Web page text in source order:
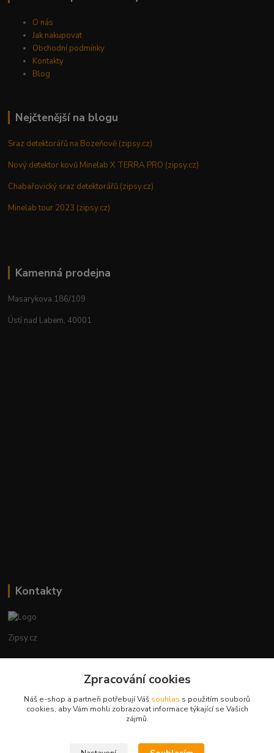
O nás
Jak nakupovat
Obchodní podmínky
Kontakty
Blog
Nejčtenější na blogu
Sraz detektorářů na Bozeňově (zipsy.cz)
Nový detektor kovů Minelab X TERRA PRO (zipsy.cz)
Chabařovický sraz detektorářů (zipsy.cz)
Minelab tour 2023 (zipsy.cz)
Kamenná prodejna
Masarykova 186/109
Ústí nad Labem, 40001
Kontakty
Zipsy.cz
+420774877333
obchod@zipsy.cz
Zpracování cookies
Náš e-shop a partneři potřebují Váš souhlas s použitím souborů
cookies, aby Vám mohli zobrazovat informace týkající se Vašich
zájmů.